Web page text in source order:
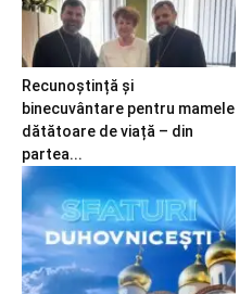
Recunoștință și
binecuvântare pentru mamele
dătătoare de viață – din
partea...